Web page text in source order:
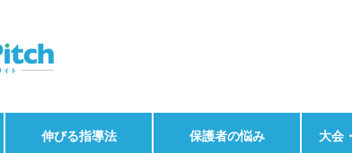
伸びる指導法 保護者の悩み 大会